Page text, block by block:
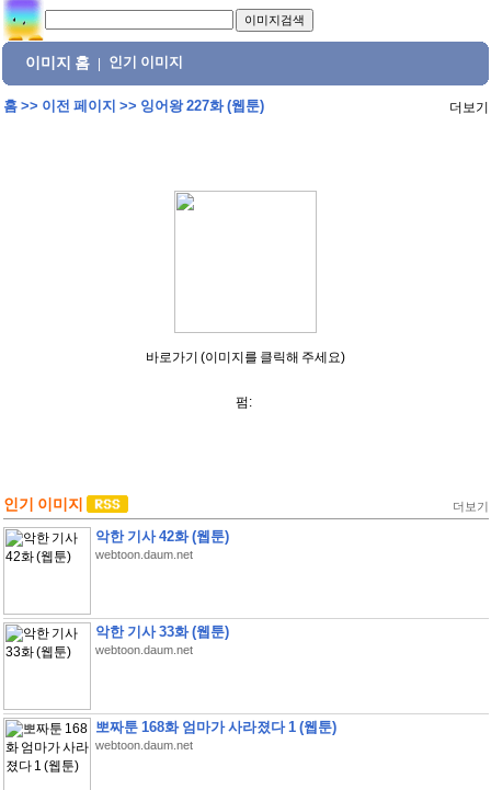
이미지 홈 인기 이미지
홈>> 이전 페이지 >> 잉어왕 227화 (웹툰) 더보기
바로가기 (이미지를 클릭해 주세요)
펌:
인기 이미지 더보기
악한 기사 42화 (웹툰)
webtoon.daum.net
악한 기사 33화 (웹툰)
webtoon.daum.net
뽀짜툰 168화 엄마가 사라졌다 1 (웹툰)
webtoon.daum.net